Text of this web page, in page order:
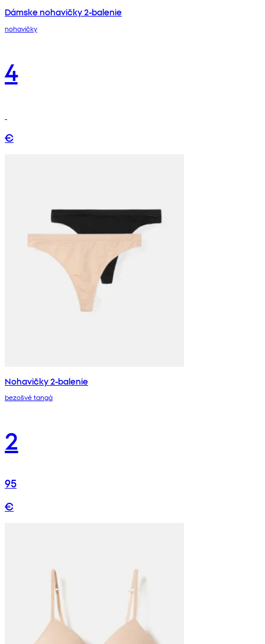
Dámske nohavičky 2-balenie
nohavičky
4
€
Nohavičky 2-balenie
bezošvé tangá
2
95
€